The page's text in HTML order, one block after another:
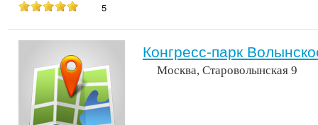
5
Конгресс-парк
Москва, Староволынская 9